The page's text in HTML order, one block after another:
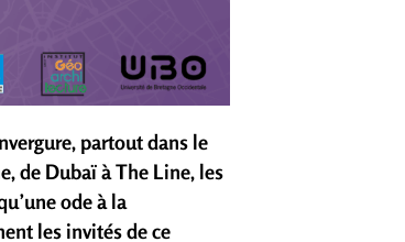
partout dans le
de Dubaï à The Line, les
ode à la
les invités de ce